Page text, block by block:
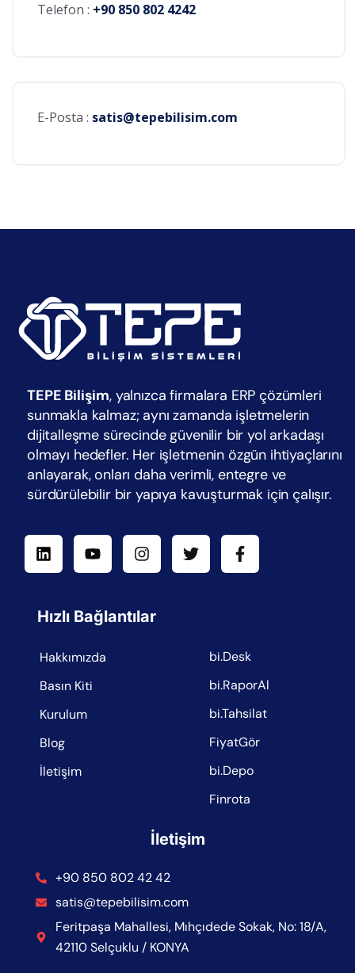
Telefon : +90 850 802 4242
E-Posta : satis@tepebilisim.com
TEPE Bilişim, yalnızca firmalara ERP çözümleri
sunmakla kalmaz; aynı zamanda işletmelerin
dijitalleşme sürecinde güvenilir bir yol arkadaşı
olmayı hedefler. Her işletmenin özgün ihtiyaçlarını
anlayarak, onları daha verimli, entegre ve
sürdürülebilir bir yapıya kavuşturmak için çalışır.
Hızlı Bağlantılar
Hakkımızda
Basın Kiti
Kurulum
Blog
İletişim
bi.Desk
bi.RaporAl
bi.Tahsilat
FiyatGör
bi.Depo
Finrota
İletişim
+90 850 802 42 42
satis@tepebilisim.com
Feritpaşa Mahallesi, Mıhçıdede Sokak, No: 18/A,
42110 Selçuklu / KONYA